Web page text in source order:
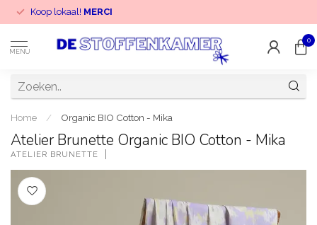
Koop lokaal! MERCI
MENU
0
Home / Organic BIO Cotton - Mika
Atelier Brunette Organic BIO Cotton - Mika
ATELIER BRUNETTE